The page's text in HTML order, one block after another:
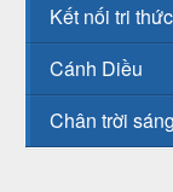
Kết nối tri thức
Cánh Diều
Chân trời